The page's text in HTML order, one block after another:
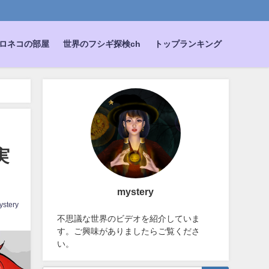
ネコの部屋 世界のフシギ探検ch トップランキング
mystery
不思議な世界のビデオを紹介していま
す。ご興味がありましたらご覧くださ
い。